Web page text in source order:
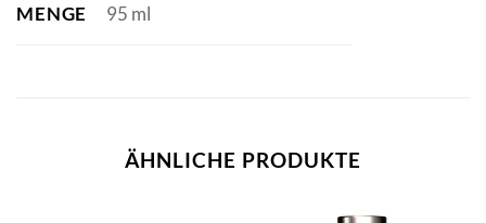
MENGE 95 ml
ÄHNLICHE PRODUKTE